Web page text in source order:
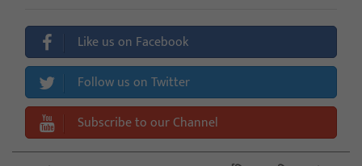
Like us on Facebook
Follow us on Twitter
Subscribe to our Channel